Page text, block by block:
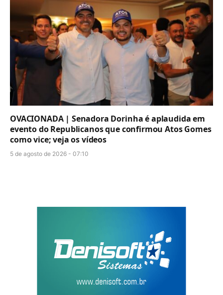
OVACIONADA | Senadora Dorinha é aplaudida em
evento do Republicanos que confirmou Atos Gomes
como vice; veja os vídeos
5 de agosto de 2026 - 07:10